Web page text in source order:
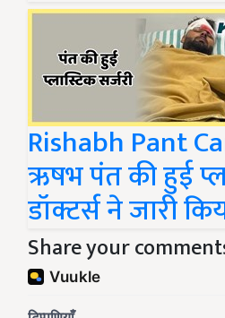
Rishabh Pant
ऋषभ पंत की हुई
डॉक्टर्स ने जारी
Share your